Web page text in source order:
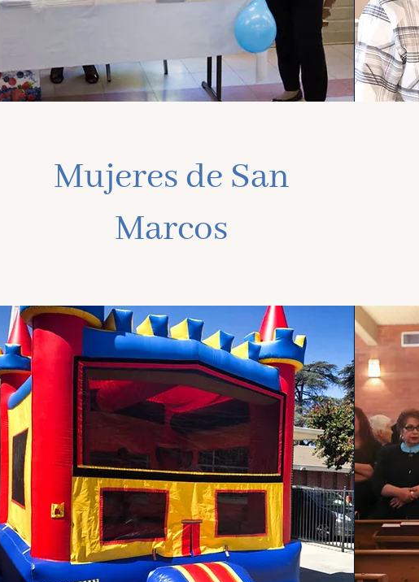
Mujeres de San
Marcos